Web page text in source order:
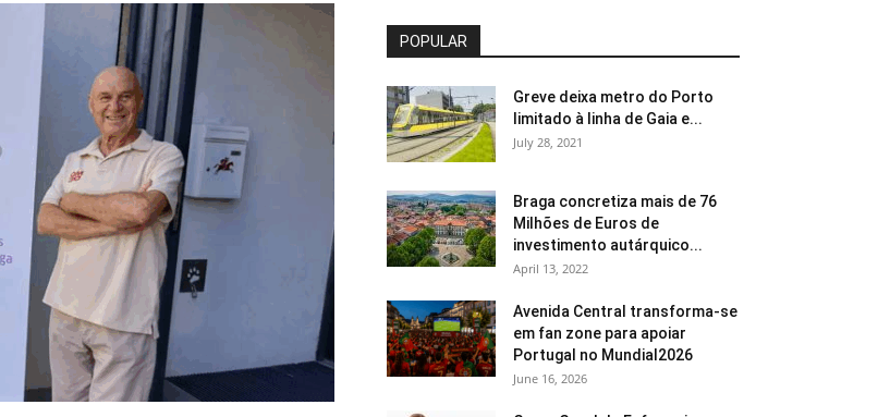
POPULAR
Greve deixa metro do Porto
limitado à linha de Gaia e...
July 28, 2021
Braga concretiza mais de 76
Milhões de Euros de
investimento autárquico...
April 13, 2022
Avenida Central transforma-se
em fan zone para apoiar
Portugal no Mundial2026
June 16, 2026